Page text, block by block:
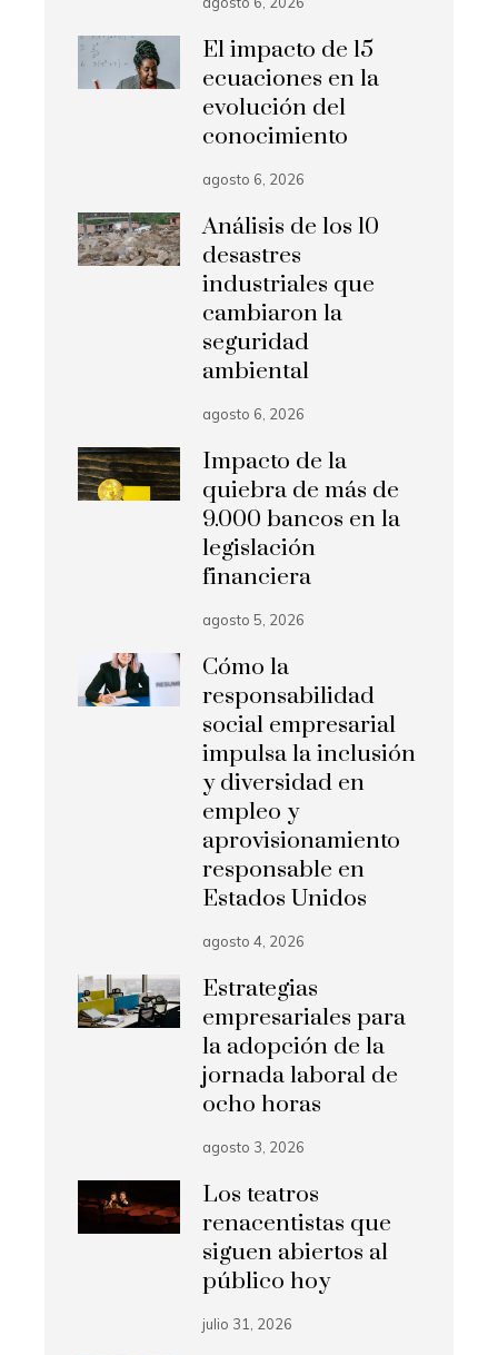
El impacto de 15
ecuaciones en la
evolución del
conocimiento
agosto 6, 2026
Análisis de los 10
desastres
industriales que
cambiaron la
seguridad
ambiental
agosto 6, 2026
Impacto de la
quiebra de más de
9.000 bancos en la
legislación
financiera
agosto 5, 2026
Cómo la
responsabilidad
social empresarial
impulsa la inclusión
y diversidad en
empleo y
aprovisionamiento
responsable en
Estados Unidos
agosto 4, 2026
Estrategias
empresariales para
la adopción de la
jornada laboral de
ocho horas
agosto 3, 2026
Los teatros
renacentistas que
siguen abiertos al
público hoy
julio 31, 2026